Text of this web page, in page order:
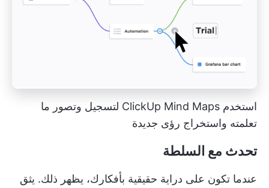
استخدم ClickUp Mind Maps لتسجيل وتصور ما
تعلمته واستخراج رؤى جديدة
تحدث مع السلطة
عندما تكون على دراية حقيقية بأفكارك، يظهر ذلك. يثق